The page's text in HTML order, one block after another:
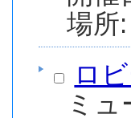
場
ロ
ミ